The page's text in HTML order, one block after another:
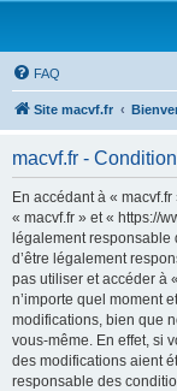
FAQ
Site macvf.fr
macvf.fr -
En accédant à «
« macvf.fr » et « https://
légalement responsable
d’être légalement
pas utiliser et accéder à
n’importe quel moment
modifications, bien que
vous-même. En effet, si
des modifications aient
responsable des